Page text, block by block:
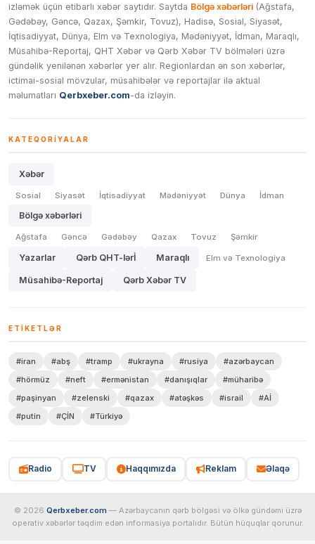
izləmək üçün etibarlı xəbər saytıdır. Saytda Bölgə xəbərləri (Ağstafa,
Gədəbəy, Gəncə, Qazax, Şəmkir, Tovuz), Hadisə, Sosial, Siyasət,
İqtisadiyyat, Dünya, Elm və Texnologiya, Mədəniyyət, İdman, Maraqlı,
Müsahibə-Reportaj, QHT Xəbər və Qərb Xəbər TV bölmələri üzrə
gündəlik yenilənən xəbərlər yer alır. Regionlardan ən son xəbərlər,
ictimai-sosial mövzular, müsahibələr və reportajlar ilə aktual
məlumatları Qerbxeber.com-da izləyin.
KATEQORIYALAR
Xəbər
Sosial Siyasət İqtisadiyyat Mədəniyyət Dünya İdman
Bölgə xəbərləri
Ağstafa Gəncə Gədəbəy Qazax Tovuz Şəmkir
Yazarlar Qərb QHT-lərİ Maraqlı Elm və Texnologiya
Müsahibə-Reportaj Qərb Xəbər TV
ETIKETLƏR
#iran #abş #tramp #ukrayna #rusiya
#azərbaycan
#hörmüz
#neft #ermənistan #danışıqlar
#müharibə
#paşinyan
#zelenski #qazax #atəşkəs #israil
#Aİ
#putin
#ÇİN #Türkiyə
Radio TV Haqqımızda Reklam Əlaqə
© 2026 Qerbxeber.com — Azərbaycanın qərb bölgəsi və ölkə gündəmi üzrə
operativ xəbərlər təqdim edən informasiya portalıdır. Bütün hüquqlar qorunur.